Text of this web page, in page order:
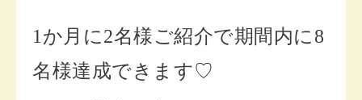
1か月に2名様ご紹介で期間内に8
名様達成できます♡